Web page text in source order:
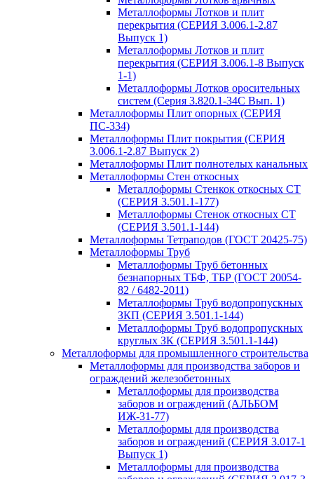
Металлоформы Лотков и плит
перекрытия (СЕРИЯ 3.006.1-2.87
Выпуск 1)
Металлоформы Лотков и плит
перекрытия (СЕРИЯ 3.006.1-8 Выпуск
1-1)
Металлоформы Лотков оросительных
систем (Серия 3.820.1-34С Вып. 1)
Металлоформы Плит опорных (СЕРИЯ
ПС-334)
Металлоформы Плит покрытия (СЕРИЯ
3.006.1-2.87 Выпуск 2)
Металлоформы Плит полнотелых канальных
Металлоформы Стен откосных
Металлоформы Стенкок откосных СТ
(СЕРИЯ 3.501.1-177)
Металлоформы Стенок откосных СТ
(СЕРИЯ 3.501.1-144)
Металлоформы Тетраподов (ГОСТ 20425-75)
Металлоформы Труб
Металлоформы Труб бетонных
безнапорных ТБФ, ТБР (ГОСТ 20054-
82 / 6482-2011)
Металлоформы Труб водопропускных
ЗКП (СЕРИЯ 3.501.1-144)
Металлоформы Труб водопропускных
круглых ЗК (СЕРИЯ 3.501.1-144)
Металлоформы для промышленного строительства
Металлоформы для производства заборов и
ограждений железобетонных
Металлоформы для производства
заборов и ограждений (АЛЬБОМ
ИЖ-31-77)
Металлоформы для производства
заборов и ограждений (СЕРИЯ 3.017-1
Выпуск 1)
Металлоформы для производства